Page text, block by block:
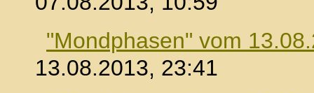
"Mondphasen" vom
13.08.2013, 23:41